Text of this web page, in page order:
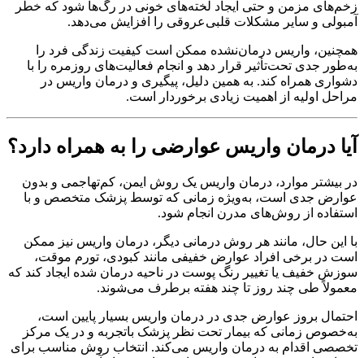
زخم‌های مزمن و حتی ایجاد لخته‌های خونی در رگ‌ها شود که خطر
آمبولی و سایر مشکلات قلبی‌عروقی را افزایش می‌دهد.
همچنین، واریس درمان‌نشده ممکن است کیفیت زندگی فرد را
به‌طور جدی تحت‌تأثیر قرار دهد و انجام فعالیت‌های روزمره را با
دشواری همراه کند. به همین دلیل، پیگیری و درمان واریس در
مراحل اولیه از اهمیت زیادی برخوردار است.
آیا درمان واریس عوارضی را به همراه دارد؟
در بیشتر موارد، درمان واریس یک روش ایمن، کم‌تهاجمی و بدون
عوارض جدی است، به‌ویژه زمانی که توسط پزشک متخصص و با
استفاده از روش‌های مدرن انجام شود.
با این حال، مانند هر روش درمانی دیگر، درمان واریس نیز ممکن
است در برخی افراد عوارض خفیفی مانند کبودی، تورم موقت،
سوزش خفیف یا تغییر رنگ پوست در ناحیه درمان شده ایجاد کند که
معمولاً طی چند روز تا چند هفته برطرف می‌شوند.
احتمال بروز عوارض جدی در درمان واریس بسیار پایین است،
به‌خصوص زمانی که بیمار تحت نظر پزشک باتجربه و در یک مرکز
تخصصی اقدام به درمان واریس می‌کند. انتخاب روش مناسب برای